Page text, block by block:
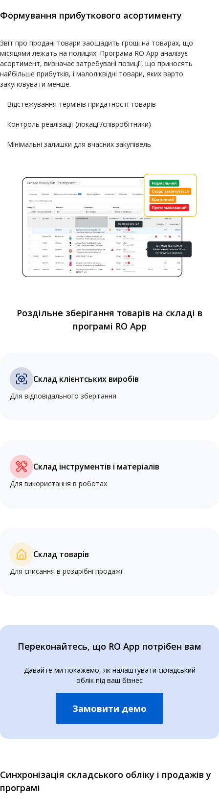
Формування прибуткового асортименту
Звіт про продані товари заощадить гроші на товарах, що
місяцями лежать на полицях. Програма RO App аналізує
асортимент, визначає затребувані позиції, що приносять
найбільше прибутків, і малоліквідні товари, яких варто
закуповувати менше.
Відстежування термінів придатності товарів
Контроль реалізації (локації/співробітники)
Мінімальні залишки для вчасних закупівель
Роздільне зберігання товарів на складі в
програмі RO App
Склад клієнтських виробів
Для відповідального зберігання
Склад інструментів і матеріалів
Для використання в роботах
Склад товарів
Для списання в роздрібні продажі
Переконайтесь, що RO App потрібен вам
Давайте ми покажемо, як налаштувати складський
облік під ваш бізнес
Замовити демо
Синхронізація складського обліку і продажів у
програмі